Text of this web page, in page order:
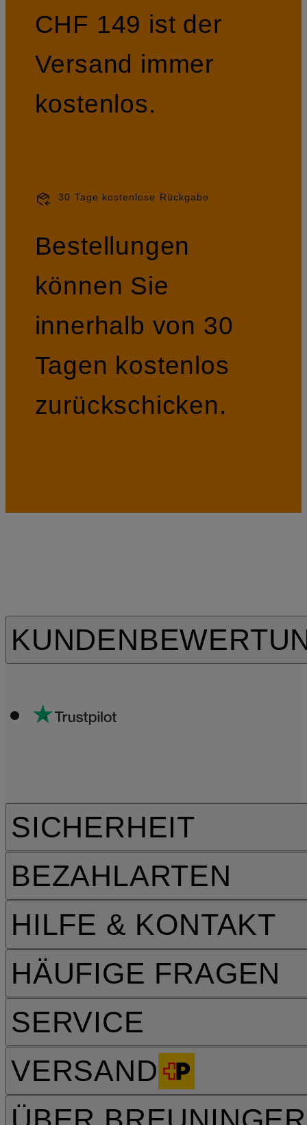
CHF 149 ist der
Versand immer
kostenlos.
30 Tage kostenlose Rückgabe
Bestellungen
können Sie
innerhalb von 30
Tagen kostenlos
zurückschicken.
HILFE & KONTAKT
HÄUFIGE FRAGEN
SERVICE
VERSAND
SICHERHEIT
BEZAHLARTEN